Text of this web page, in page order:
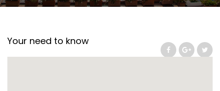
Your need to know